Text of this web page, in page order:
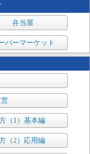
弁当屋
パーマーケット
（1）基本編
（2）応用編